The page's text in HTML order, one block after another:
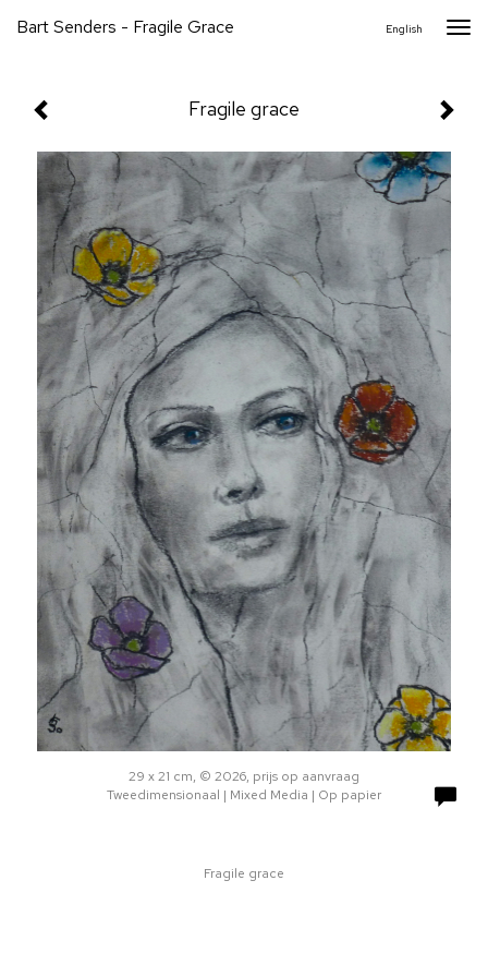
Bart Senders - Fragile Grace English
Fragile grace
29 x 21 cm, © 2026, prijs op aanvraag
Tweedimensionaal | Mixed Media | Op papier
Fragile grace